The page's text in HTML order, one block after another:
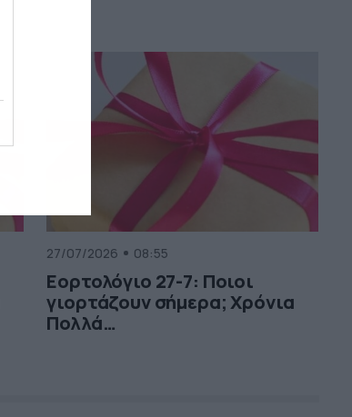
27/07/2026 08:55
Εορτολόγιο 27-7: Ποιοι
γιορτάζουν σήμερα; Χρόνια
Πολλά…